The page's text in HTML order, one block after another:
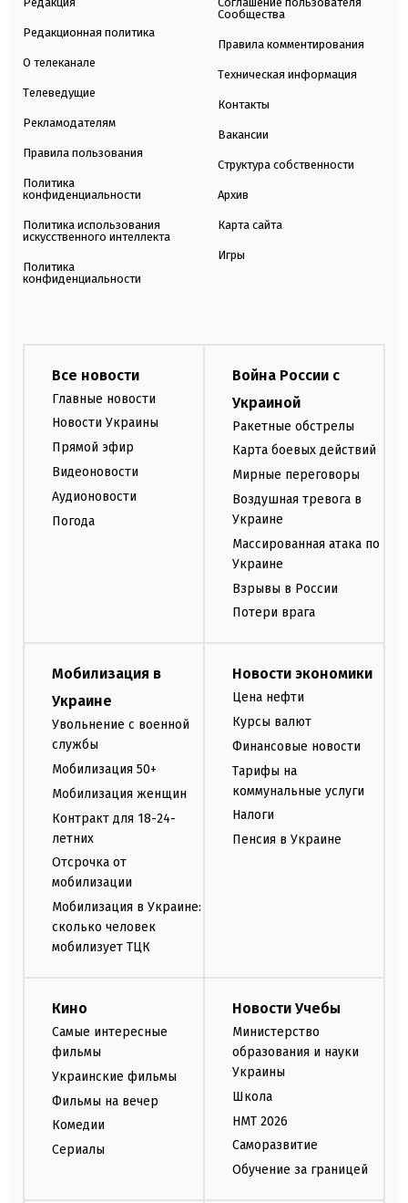
Редакционная политика
О телеканале
Телеведущие
Рекламодателям
Правила пользования
Политика
конфиденциальности
Политика использования
искусственного интеллекта
Политика
конфиденциальности
Сообщества
Правила комментирования
Техническая информация
Контакты
Вакансии
Структура собственности
Архив
Карта сайта
Игры
Все новости
Главные новости
Новости Украины
Прямой эфир
Видеоновости
Аудионовости
Погода
Война России с
Украиной
Ракетные обстрелы
Карта боевых действий
Мирные переговоры
Воздушная тревога в
Украине
Массированная атака по
Украине
Взрывы в России
Потери врага
Мобилизация в
Украине
Увольнение с военной
службы
Мобилизация 50+
Мобилизация женщин
Контракт для 18-24-
летних
Отсрочка от
мобилизации
Мобилизация в Украине:
сколько человек
мобилизует ТЦК
Новости экономики
Цена нефти
Курсы валют
Финансовые новости
Тарифы на
коммунальные услуги
Налоги
Пенсия в Украине
Кино
Самые интересные
фильмы
Украинские фильмы
Фильмы на вечер
Комедии
Сериалы
Новости Учебы
Министерство
образования и науки
Украины
Школа
НМТ 2026
Саморазвитие
Обучение за границей